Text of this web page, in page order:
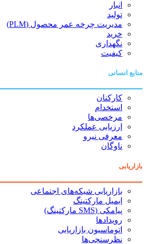
انبار
تولید
مدیریت چرخه عمر محصول (PLM)
خرید
نگهداری
کیفیت
منابع انسانی
کارکنان
استخدام
مرخصی‌ها
ارزیابی عملکرد
معرفی نیرو
ناوگان
بازاریابی
بازاریابی شبکه‌های اجتماعی
ایمیل مارکتینگ
پیامکی (SMS مارکتینگ)
رویدادها
اتوماسیون بازاریابی
نظرسنجی‌ها